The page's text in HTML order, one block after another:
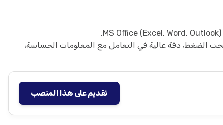
الضغط، دقة عالية في التعامل مع المعلومات الحساسة،
تقديم على هذا المنصب